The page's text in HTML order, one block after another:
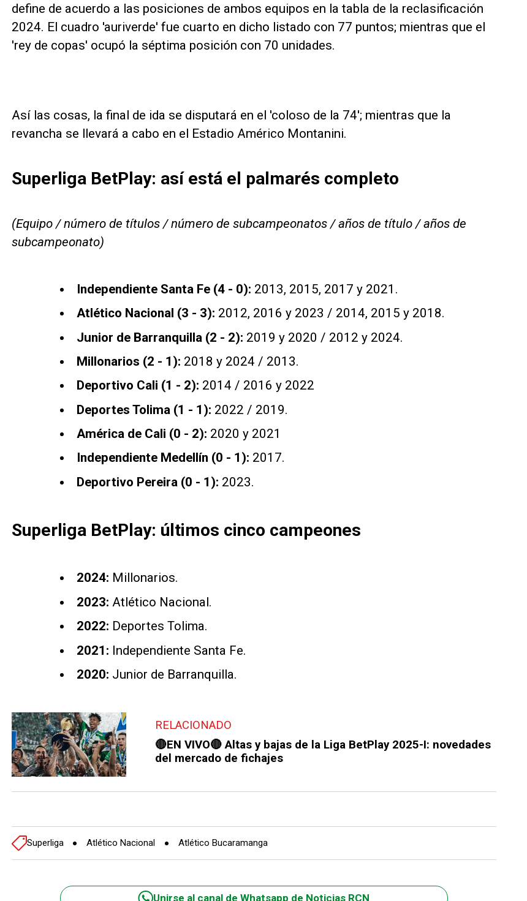
define de acuerdo a las posiciones de ambos equipos en la tabla de la reclasificación
2024. El cuadro 'auriverde' fue cuarto en dicho listado con 77 puntos; mientras que el
'rey de copas' ocupó la séptima posición con 70 unidades.
Así las cosas, la final de ida se disputará en el 'coloso de la 74'; mientras que la
revancha se llevará a cabo en el Estadio Américo Montanini.
Superliga BetPlay: así está el palmarés completo
(Equipo / número de títulos / número de subcampeonatos / años de título / años de
subcampeonato)
Independiente Santa Fe (4 - 0): 2013, 2015, 2017 y 2021.
Atlético Nacional (3 - 3): 2012, 2016 y 2023 / 2014, 2015 y 2018.
Junior de Barranquilla (2 - 2): 2019 y 2020 / 2012 y 2024.
Millonarios (2 - 1): 2018 y 2024 / 2013.
Deportivo Cali (1 - 2): 2014 / 2016 y 2022
Deportes Tolima (1 - 1): 2022 / 2019.
América de Cali (0 - 2): 2020 y 2021
Independiente Medellín (0 - 1): 2017.
Deportivo Pereira (0 - 1): 2023.
Superliga BetPlay: últimos cinco campeones
2024: Millonarios.
2023: Atlético Nacional.
2022: Deportes Tolima.
2021: Independiente Santa Fe.
2020: Junior de Barranquilla.
RELACIONADO
🔴EN VIVO🔴 Altas y bajas de la Liga BetPlay 2025-I: novedades
del mercado de fichajes
Superliga Atlético Nacional Atlético Bucaramanga
Unirse al canal de Whatsapp de Noticias RCN